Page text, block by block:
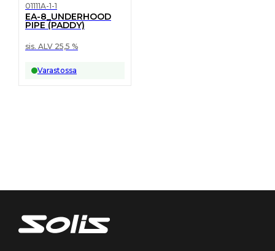
01111A-1-1
EA-8_UNDERHOOD
PIPE (PADDY)
sis. ALV 25,5 %
Varastossa